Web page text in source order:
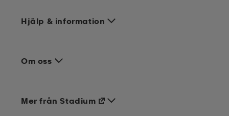
Hjälp & information
Om oss
Mer från Stadium